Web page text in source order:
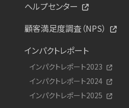
ヘルプセンター
顧客満足度調査（NPS）
インパクトレポート
インパクトレポート2023
インパクトレポート2024
インパクトレポート2025